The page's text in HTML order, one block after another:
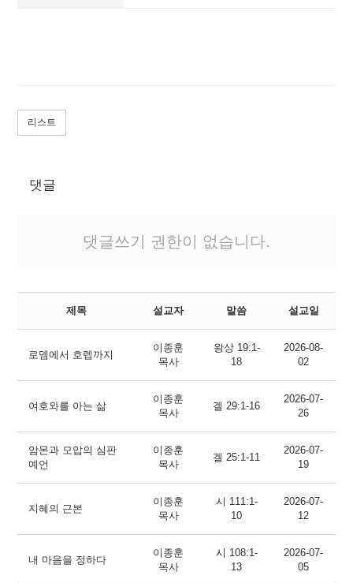
리스트
댓글
댓글쓰기 권한이 없습니다.
제목 설교자 말씀 설교일
로뎀에서 호렙까지
이종훈
목사
왕상 19:1-
18
2026-08-
02
여호와를 아는 삶
이종훈
목사
겔 29:1-16
2026-07-
26
암몬과 모압의 심판
예언
이종훈
목사
겔 25:1-11
2026-07-
19
지혜의 근본
이종훈
목사
시 111:1-
10
2026-07-
12
내 마음을 정하다
이종훈
목사
시 108:1-
13
2026-07-
05